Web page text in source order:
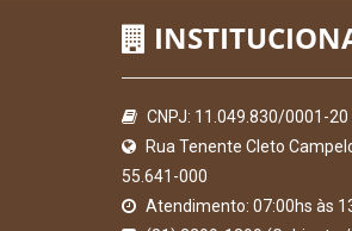
CNPJ: 11.049.830/0001-20
Rua Tenente Cleto
55.641-000
Atendimento: 07:00hs às